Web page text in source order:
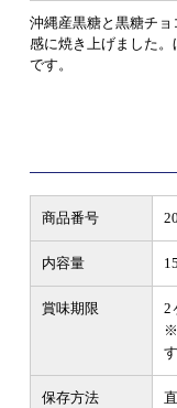
沖縄産黒糖と黒糖チ
感に焼き上げました
です。
商品番号
内容量
賞味期限
2
※
す
保存方法